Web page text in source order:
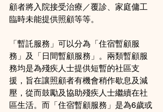
顧者將入院接受治療／覆診、家庭傭工
臨時未能提供照顧等等。
「暫託服務」可以分為「住宿暫顧服
務」及「日間暫顧服務」。兩類暫顧服
務均是為殘疾人士提供短暫的社區支
援，旨在讓照顧者有機會稍作歇息及減
壓，從而鼓勵及協助殘疾人士繼續在社
區生活。而「住宿暫顧服務」是為6歲或